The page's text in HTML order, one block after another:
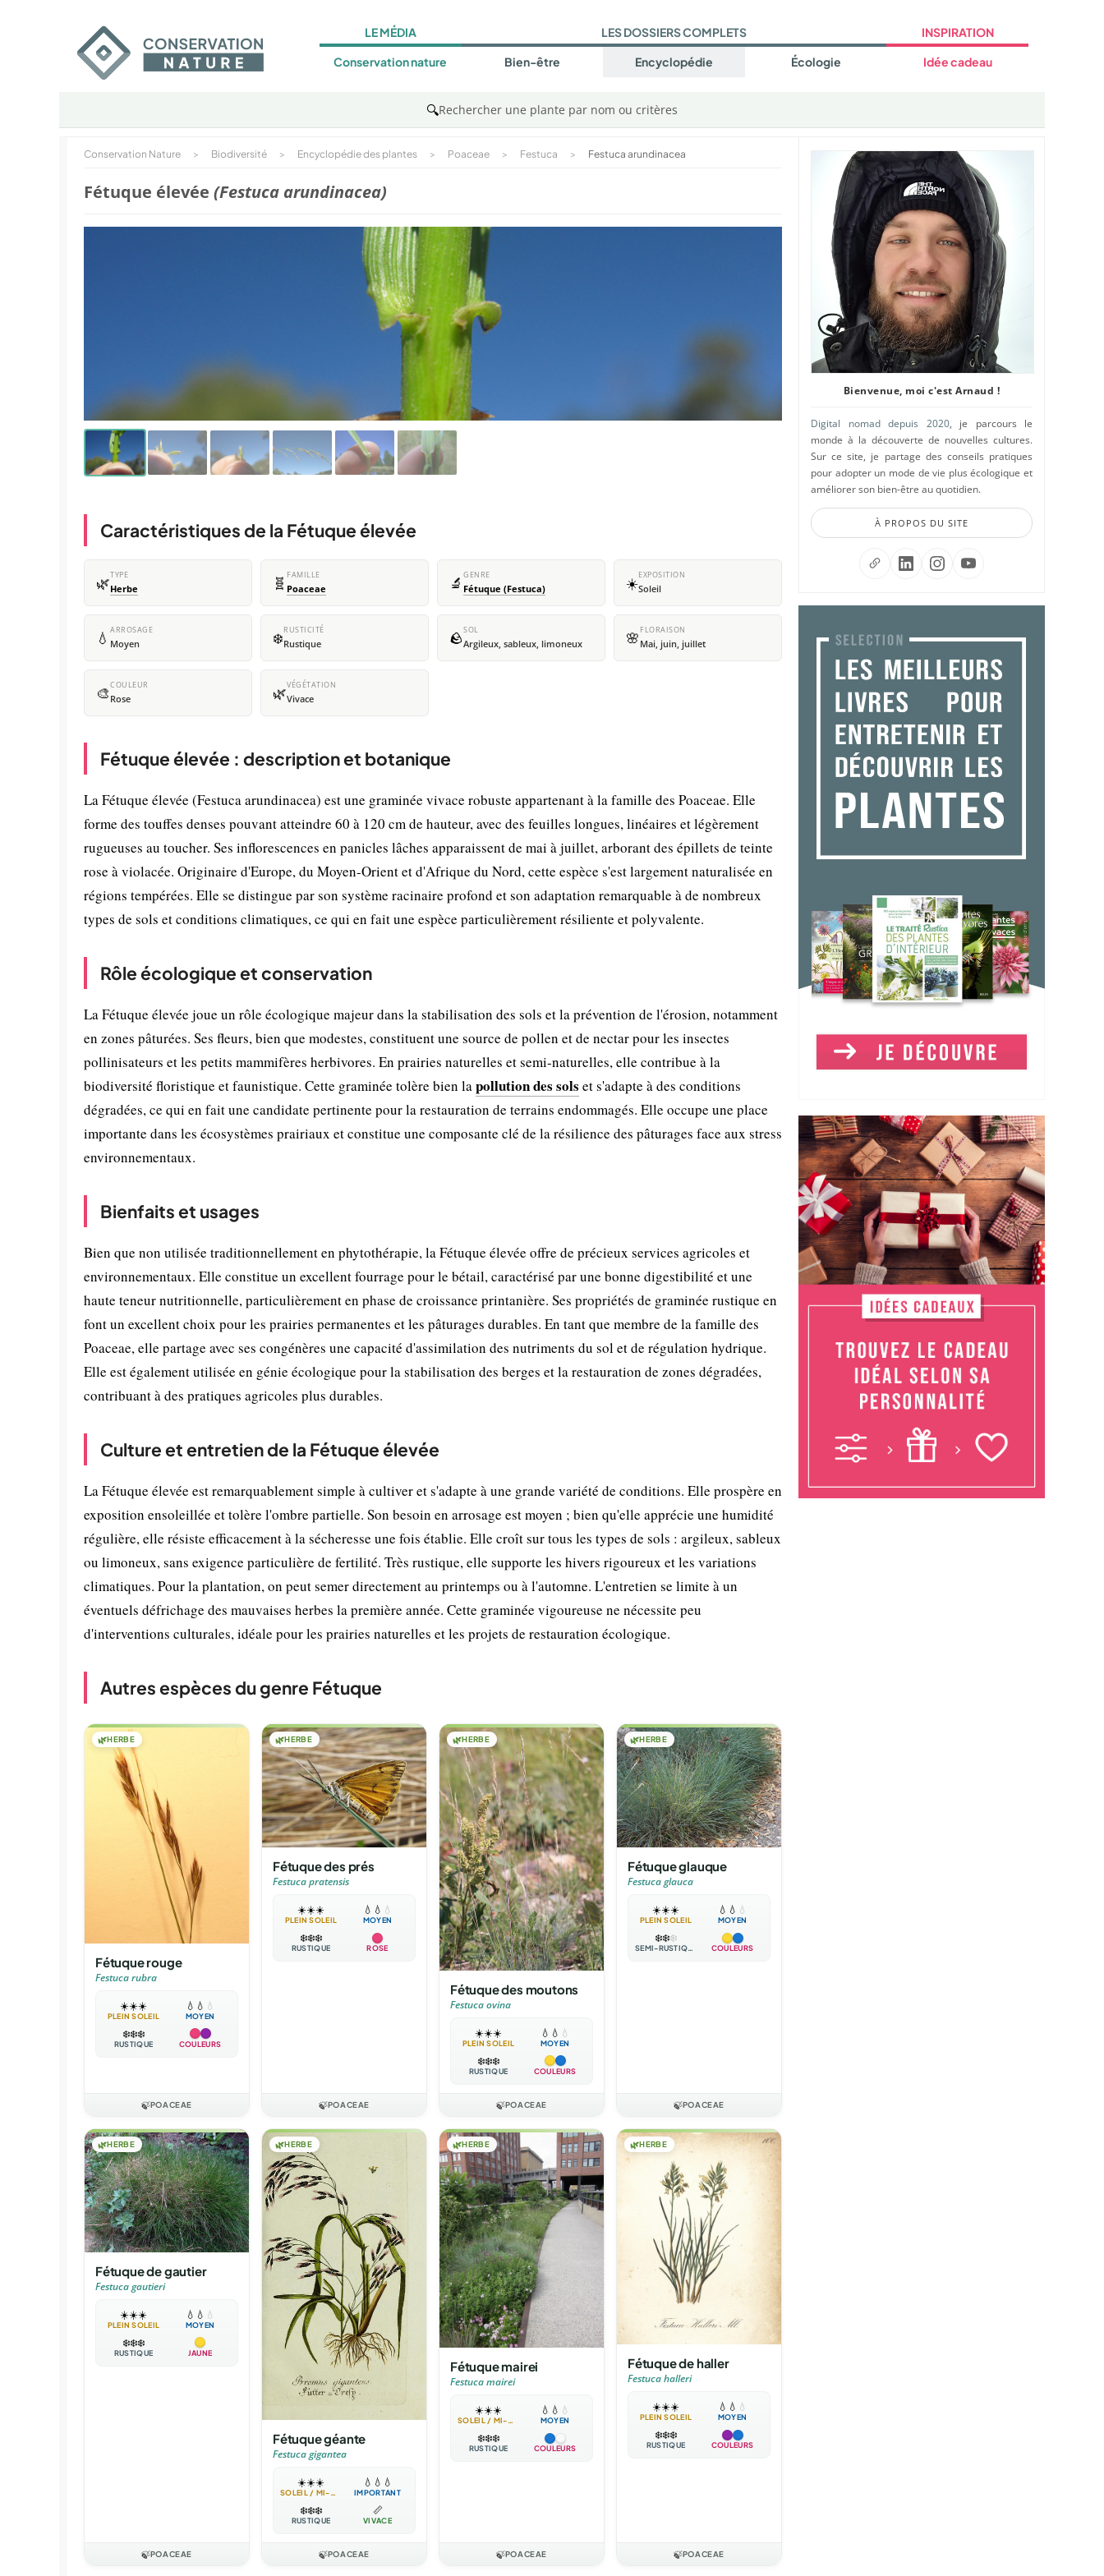
LE MÉDIA
Conservation nature
LES DOSSIERS COMPLETS
Bien-être Encyclopédie Écologie
INSPIRATION
Idée cadeau
🔍Rechercher une plante par nom ou critères
Conservation Nature > Biodiversité > Encyclopédie des plantes > Poaceae > Festuca > Festuca arundinacea
Fétuque élevée (Festuca arundinacea)
Caractéristiques de la Fétuque élevée
🌿TYPE
Herbe 🧬 FAMILLE
Poaceae 🔬 GENRE
Fétuque (Festuca) ☀️EXPOSITION
Soleil
💧 ARROSAGE
Moyen ❄️RUSTICITÉ
Rustique 🪨SOL
Argileux, sableux, limoneux 🌸 FLORAISON
Mai, juin, juillet
🎨COULEUR
Rose 🌿VÉGÉTATION
Vivace
Fétuque élevée : description et botanique
La Fétuque élevée (Festuca arundinacea) est une graminée vivace robuste appartenant à la famille des Poaceae. Elle
forme des touffes denses pouvant atteindre 60 à 120 cm de hauteur, avec des feuilles longues, linéaires et légèrement
rugueuses au toucher. Ses inflorescences en panicles lâches apparaissent de mai à juillet, arborant des épillets de teinte
rose à violacée. Originaire d'Europe, du Moyen-Orient et d'Afrique du Nord, cette espèce s'est largement naturalisée en
régions tempérées. Elle se distingue par son système racinaire profond et son adaptation remarquable à de nombreux
types de sols et conditions climatiques, ce qui en fait une espèce particulièrement résiliente et polyvalente.
Rôle écologique et conservation
La Fétuque élevée joue un rôle écologique majeur dans la stabilisation des sols et la prévention de l'érosion, notamment
en zones pâturées. Ses fleurs, bien que modestes, constituent une source de pollen et de nectar pour les insectes
pollinisateurs et les petits mammifères herbivores. En prairies naturelles et semi-naturelles, elle contribue à la
biodiversité floristique et faunistique. Cette graminée tolère bien lapollution des sols et s'adapte à des conditions
dégradées, ce qui en fait une candidate pertinente pour la restauration de terrains endommagés. Elle occupe une place
importante dans les écosystèmes prairiaux et constitue une composante clé de la résilience des pâturages face aux stress
environnementaux.
Bienfaits et usages
Bien que non utilisée traditionnellement en phytothérapie, la Fétuque élevée offre de précieux services agricoles et
environnementaux. Elle constitue un excellent fourrage pour le bétail, caractérisé par une bonne digestibilité et une
haute teneur nutritionnelle, particulièrement en phase de croissance printanière. Ses propriétés de graminée rustique en
font un excellent choix pour les prairies permanentes et les pâturages durables. En tant que membre de la famille des
Poaceae, elle partage avec ses congénères une capacité d'assimilation des nutriments du sol et de régulation hydrique.
Elle est également utilisée en génie écologique pour la stabilisation des berges et la restauration de zones dégradées,
contribuant à des pratiques agricoles plus durables.
Culture et entretien de la Fétuque élevée
La Fétuque élevée est remarquablement simple à cultiver et s'adapte à une grande variété de conditions. Elle prospère en
exposition ensoleillée et tolère l'ombre partielle. Son besoin en arrosage est moyen ; bien qu'elle apprécie une humidité
régulière, elle résiste efficacement à la sécheresse une fois établie. Elle croît sur tous les types de sols : argileux, sableux
ou limoneux, sans exigence particulière de fertilité. Très rustique, elle supporte les hivers rigoureux et les variations
climatiques. Pour la plantation, on peut semer directement au printemps ou à l'automne. L'entretien se limite à un
éventuels défrichage des mauvaises herbes la première année. Cette graminée vigoureuse ne nécessite peu
d'interventions culturales, idéale pour les prairies naturelles et les projets de restauration écologique.
Autres espèces du genre Fétuque
🌿HERBE
Fétuque rouge
Festuca rubra
☀️☀️☀️
PLEIN SOLEIL
💧 💧 💧
MOYEN
❄️❄️❄️
RUSTIQUE COULEURS
🍃POACEAE
🌿HERBE
Fétuque des prés
Festuca pratensis
☀️☀️☀️
PLEIN SOLEIL
💧 💧 💧
MOYEN
❄️❄️❄️
RUSTIQUE ROSE
🍃POACEAE
🌿HERBE
Fétuque des moutons
Festuca ovina
☀️☀️☀️
PLEIN SOLEIL
💧 💧 💧
MOYEN
❄️❄️❄️
RUSTIQUE COULEURS
🍃POACEAE
🌿HERBE
Fétuque glauque
Festuca glauca
☀️☀️☀️
PLEIN SOLEIL
💧 💧 💧
MOYEN
❄️❄️❄️
SEMI-RUSTIQUE COULEURS
🍃POACEAE
🌿HERBE
Fétuque de gautier
Festuca gautieri
☀️☀️☀️
PLEIN SOLEIL
💧 💧 💧
MOYEN
❄️❄️❄️
RUSTIQUE JAUNE
🍃POACEAE
🌿HERBE
Fétuque géante
Festuca gigantea
☀️☀️☀️
SOLEIL / MI-OMBRE
💧 💧 💧
IMPORTANT
❄️❄️❄️
RUSTIQUE
📏
VIVACE
🍃POACEAE
🌿HERBE
Fétuque mairei
Festuca mairei
☀️☀️☀️
SOLEIL / MI-OMBRE
💧 💧 💧
MOYEN
❄️❄️❄️
RUSTIQUE COULEURS
🍃POACEAE
🌿HERBE
Fétuque de haller
Festuca halleri
☀️☀️☀️
PLEIN SOLEIL
💧 💧 💧
MOYEN
❄️❄️❄️
RUSTIQUE COULEURS
🍃POACEAE
Bienvenue, moi c'est Arnaud !
Digital nomad depuis 2020, je parcours le
monde à la découverte de nouvelles cultures.
Sur ce site, je partage des conseils pratiques
pour adopter un mode de vie plus écologique et
améliorer son bien-être au quotidien.
À PROPOS DU SITE